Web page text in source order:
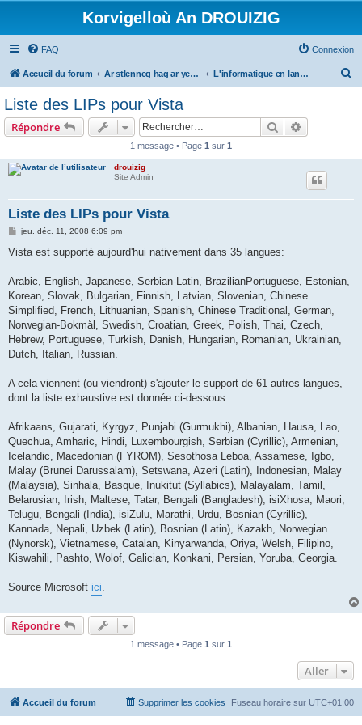
Korvigelloù An DROUIZIG
FAQ Connexion
Accueil du forum Ar stlenneg hag ar yezhoù bihan er bed a-bezh L'informatique en langues régionales et minoritaires
Liste des LIPs pour Vista
Répondre Rechercher
1 message • Page 1 sur 1
drouizig
Site Admin
Liste des LIPs pour Vista
M
s
g
jeu. déc. 11, 2008 6:09 pm
Vista est supporté aujourd'hui nativement dans 35 langues:
Arabic, English, Japanese, Serbian-Latin, BrazilianPortuguese, Estonian,
Korean, Slovak, Bulgarian, Finnish, Latvian, Slovenian, Chinese
Simplified, French, Lithuanian, Spanish, Chinese Traditional, German,
Norwegian-Bokmål, Swedish, Croatian, Greek, Polish, Thai, Czech,
Hebrew, Portuguese, Turkish, Danish, Hungarian, Romanian, Ukrainian,
Dutch, Italian, Russian.
A cela viennent (ou viendront) s'ajouter le support de 61 autres langues,
dont la liste exhaustive est donnée ci-dessous:
Afrikaans, Gujarati, Kyrgyz, Punjabi (Gurmukhi), Albanian, Hausa, Lao,
Quechua, Amharic, Hindi, Luxembourgish, Serbian (Cyrillic), Armenian,
Icelandic, Macedonian (FYROM), Sesothosa Leboa, Assamese, Igbo,
Malay (Brunei Darussalam), Setswana, Azeri (Latin), Indonesian, Malay
(Malaysia), Sinhala, Basque, Inukitut (Syllabics), Malayalam, Tamil,
Belarusian, Irish, Maltese, Tatar, Bengali (Bangladesh), isiXhosa, Maori,
Telugu, Bengali (India), isiZulu, Marathi, Urdu, Bosnian (Cyrillic),
Kannada, Nepali, Uzbek (Latin), Bosnian (Latin), Kazakh, Norwegian
(Nynorsk), Vietnamese, Catalan, Kinyarwanda, Oriya, Welsh, Filipino,
Kiswahili, Pashto, Wolof, Galician, Konkani, Persian, Yoruba, Georgia.
Source Microsoft ici.
Répondre
1 message • Page 1 sur 1
Aller
Accueil du forum Fuseau horaire sur UTC+01:00
Supprimer les cookies